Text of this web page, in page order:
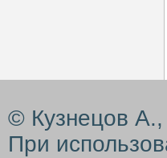
© Кузнецов
При